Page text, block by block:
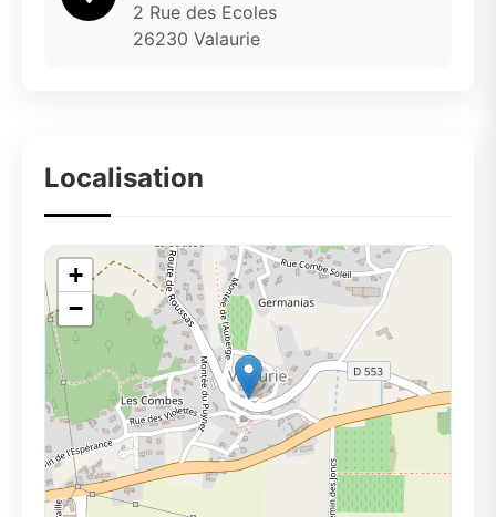
2 Rue des Ecoles
26230 Valaurie
Localisation
+
−